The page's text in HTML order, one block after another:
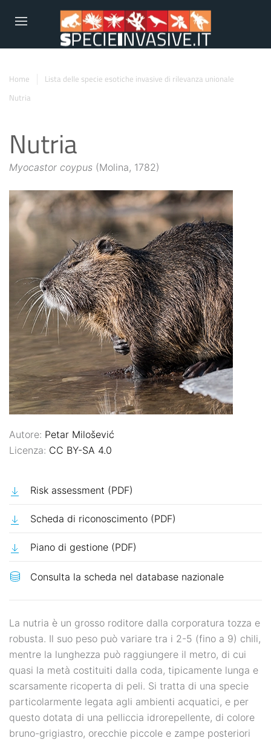
Home
Lista delle specie esotiche invasive di rilevanza unionale
Nutria
Nutria
Myocastor coypus (Molina, 1782)
Autore: Petar Milošević
Licenza: CC BY-SA 4.0
Risk assessment (PDF)
Scheda di riconoscimento (PDF)
Piano di gestione (PDF)
La nutria è un grosso roditore dalla corporatura tozza e
robusta. Il suo peso può variare tra i 2-5 (fino a 9) chili,
mentre la lunghezza può raggiungere il metro, di cui
quasi la metà costituiti dalla coda, tipicamente lunga e
scarsamente ricoperta di peli. Si tratta di una specie
particolarmente legata agli ambienti acquatici, e per
questo dotata di una pelliccia idrorepellente, di colore
bruno-grigiastro, orecchie piccole e zampe posteriori